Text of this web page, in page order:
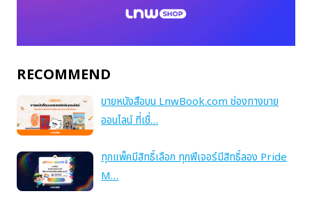
RECOMMEND
ขายหนังสือบน LnwBook.com ช่องทางขาย
ออนไลน์ ที่เชื่…
ทุกแพ็คมีสิทธิ์เลือก ทุกฟีเจอร์มีสิทธิ์ลอง Pride
M…